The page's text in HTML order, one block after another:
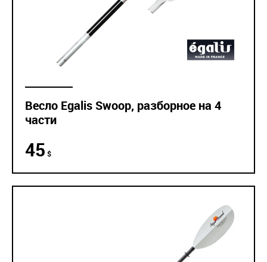
Весло Egalis Swoop, разборное на 4
части
45 $